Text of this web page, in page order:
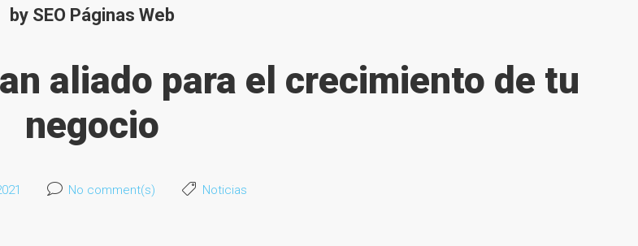
by SEO Páginas Web
aliado para el crecimiento de tu
negocio
No comment(s) Noticias